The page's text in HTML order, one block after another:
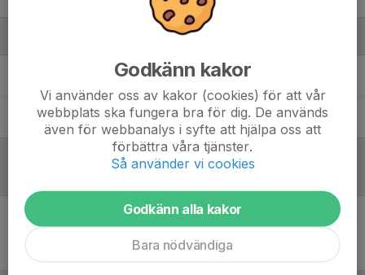
Niclas ErikssonTränare
Tobias Modig Tränare
Godkänn kakor
Vi använder oss av kakor (cookies) för att vår
webbplats ska fungera bra för dig. De används
även för webbanalys i syfte att hjälpa oss att
förbättra våra tjänster.
Så använder vi cookies
Godkänn alla kakor
Bara nödvändiga